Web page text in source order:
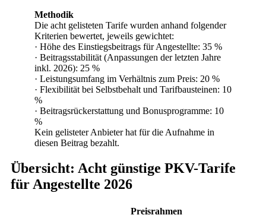
Methodik
Die acht gelisteten Tarife wurden anhand folgender
Kriterien bewertet, jeweils gewichtet:
· Höhe des Einstiegsbeitrags für Angestellte: 35 %
· Beitragsstabilität (Anpassungen der letzten Jahre
inkl. 2026): 25 %
· Leistungsumfang im Verhältnis zum Preis: 20 %
· Flexibilität bei Selbstbehalt und Tarifbausteinen: 10
%
· Beitragsrückerstattung und Bonusprogramme: 10
%
Kein gelisteter Anbieter hat für die Aufnahme in
diesen Beitrag bezahlt.
Übersicht: Acht günstige PKV-Tarife
für Angestellte 2026
Preisrahmen